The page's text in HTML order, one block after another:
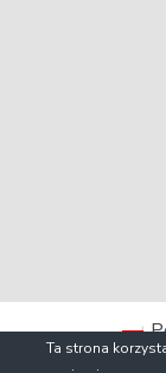
Ta strona